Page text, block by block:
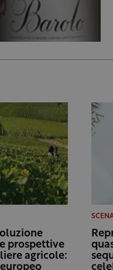
prospettive
agricole: